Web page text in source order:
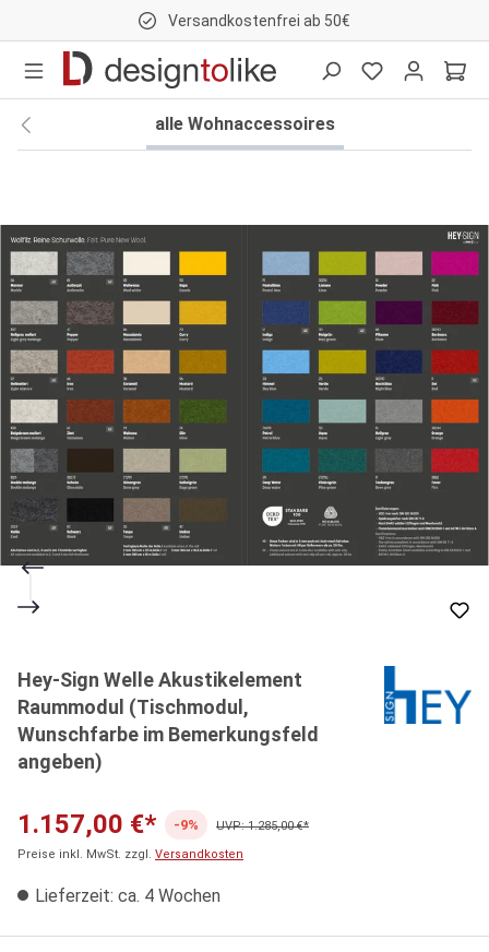
Versandkostenfrei ab 50€
alle Wohnaccessoires
Hey-Sign Welle Akustikelement
Raummodul (Tischmodul,
Wunschfarbe im Bemerkungsfeld
angeben)
1.157,00 €* -9%
UVP: 1.285,00 €*
Preise inkl. MwSt. zzgl. Versandkosten
Lieferzeit: ca. 4 Wochen